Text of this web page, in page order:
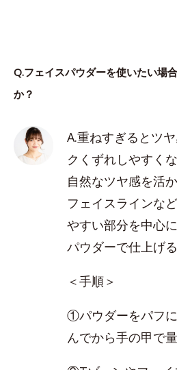
Q.フェイスパウダーを使いたい場
か？
A.重ねすぎるとツ
クくずれしやすく
自然なツヤ感を活
フェイスラインな
やすい部分を中心
パウダーで仕上げ
＜手順＞
①パウダーをパフ
んでから手の甲で